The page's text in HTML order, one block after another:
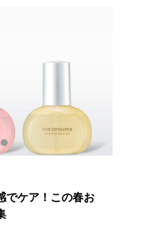
でケア！この春お